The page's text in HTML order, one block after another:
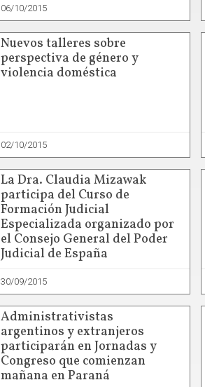
06/10/2015
Nuevos talleres sobre
perspectiva de género y
violencia doméstica
02/10/2015
La Dra. Claudia Mizawak
participa del Curso de
Formación Judicial
Especializada organizado por
el Consejo General del Poder
Judicial de España
30/09/2015
Administrativistas
argentinos y extranjeros
participarán en Jornadas y
Congreso que comienzan
mañana en Paraná